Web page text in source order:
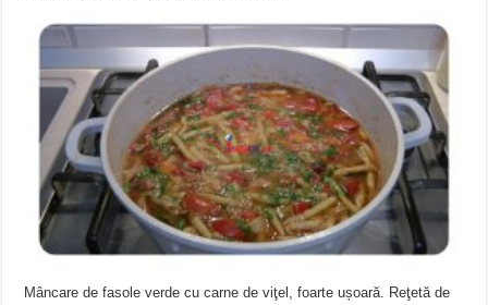
Mâncare de fasole verde cu carne de viţel, foarte ușoară. Reţetă de